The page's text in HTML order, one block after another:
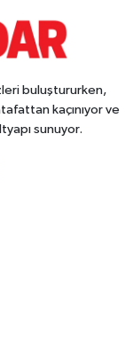
buluştururken,
kaçınıyor ve
sunuyor.